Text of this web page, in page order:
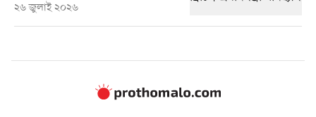
২৬ জুলাই ২০২৬